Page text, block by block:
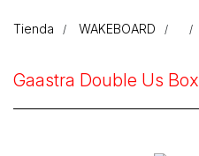
Tienda WAKEBOARD
Gaastra Double Us Box